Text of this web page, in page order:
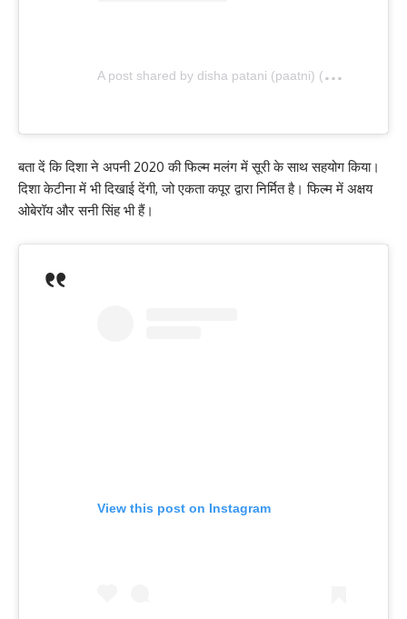
A
post shared by disha patani (paatni) (@dishapatani)
बता दें कि दिशा ने अपनी 2020 की फिल्म मलंग में सूरी के साथ सहयोग किया।
दिशा केटीना में भी दिखाई देंगी, जो एकता कपूर द्वारा निर्मित है। फिल्म में अक्षय
ओबेरॉय और सनी सिंह भी हैं।
View this post on Instagram